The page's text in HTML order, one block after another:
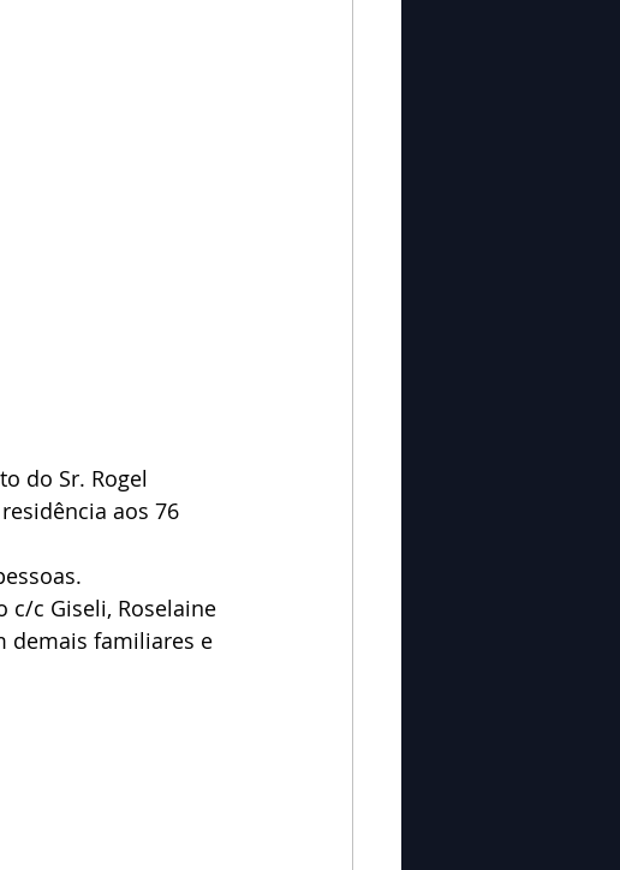
do Sr. Rogel
aos 76
c/c Giseli, Roselaine
demais familiares e